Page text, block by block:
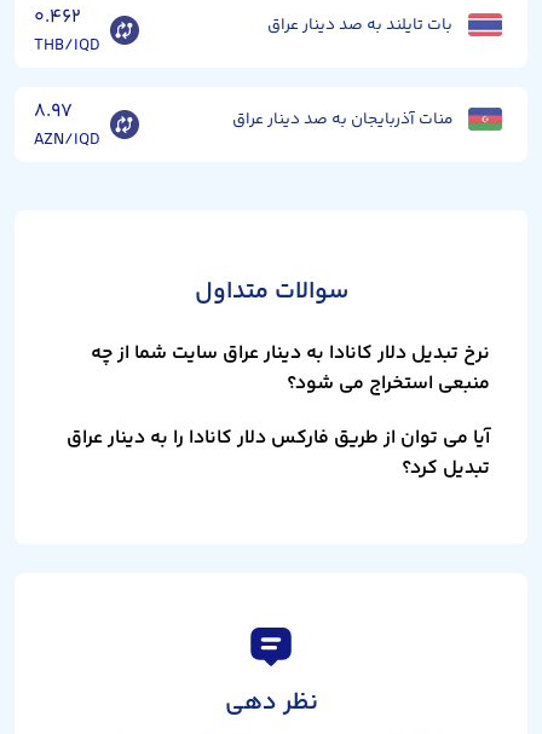
بات تایلند به صد دینار عراق ۰.۴۶۲
THB/IQD
منات آذربایجان به صد دینار عراق ۸.۹۷
AZN/IQD
سوالات متداول
نرخ تبدیل دلار کانادا به دینار عراق سایت شما از چه
منبعی استخراج می شود؟
آیا می توان از طریق فارکس دلار کانادا را به دینار عراق
تبدیل کرد؟
نظر دهی